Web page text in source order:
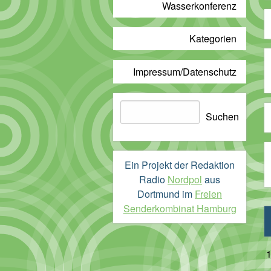
Wasserkonferenz
Kategorien
Impressum/Datenschutz
Suchen
Ein Projekt der Redaktion
Radio Nordpol aus
Dortmund im Freien
Senderkombinat Hamburg